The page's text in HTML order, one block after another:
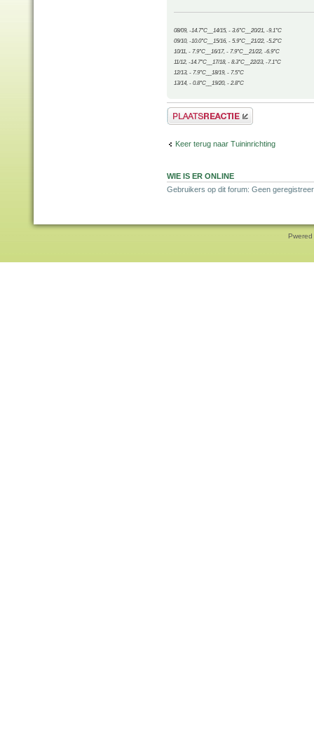
08/09, -14.7°C__14/15, - 3.6°C__20/21, -9.1°C
09/10, -10.0°C__15/16, - 5.9°C__21/22, -5.2°C
10/11, - 7.9°C__16/17, - 7.9°C__21/22, -6.9°C
11/12, -14.7°C__17/18, - 8.3°C__22/23, -7.1°C
12/13, - 7.9°C__18/19, - 7.5°C
13/14, - 0.8°C__19/20, - 2.8°C
Plaats een reactie
Keer terug naar Tuininrichting
WIE IS ER ONLINE
Gebruikers op dit forum: Geen